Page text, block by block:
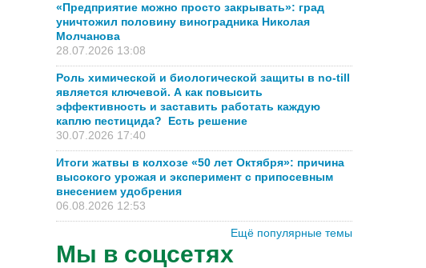
«Предприятие можно просто закрывать»: град
уничтожил половину виноградника Николая
Молчанова
28.07.2026 13:08
Роль химической и биологической защиты в no-till
является ключевой. А как повысить
эффективность и заставить работать каждую
каплю пестицида? Есть решение
30.07.2026 17:40
Итоги жатвы в колхозе «50 лет Октября»: причина
высокого урожая и эксперимент с припосевным
внесением удобрения
06.08.2026 12:53
Ещё популярные темы
Мы в соцсетях